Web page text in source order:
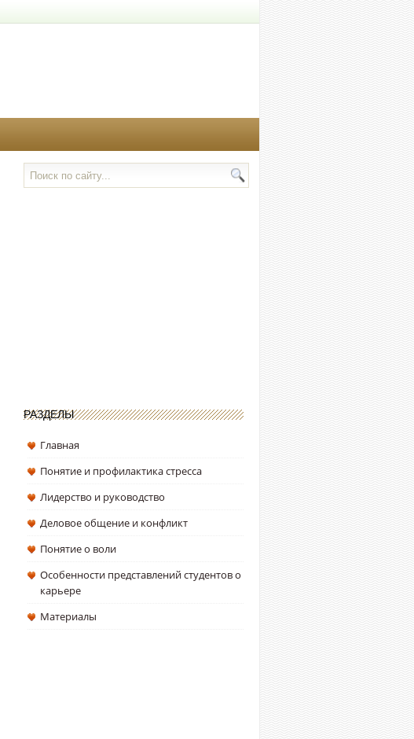
РАЗДЕЛЫ
Главная
Понятие и профилактика стресса
Лидерство и руководство
Деловое общение и конфликт
Понятие о воли
Особенности представлений студентов о
карьере
Материалы